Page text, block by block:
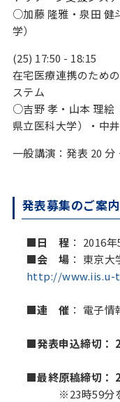
○加藤 隆雅・泉田 健
学）
(25) 17:50 - 18:15
在宅医療連携のため
ステム
○吉野 孝・山本 理絵
県立医科大学）・中
一般講演：発表 20 分
発表募集のご案内
■日 程 ： 2016
■会 場 ： 東京
http://www.iis.u-
■連 催 ： 電子
■発表申込締切：
■最終原稿締切：
※23時59分を